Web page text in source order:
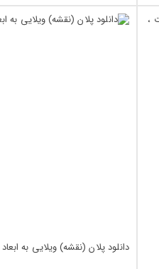
دانلود پلان (نقشه) ویلایی به ابعاد 15.50×13 متر (کد1186)